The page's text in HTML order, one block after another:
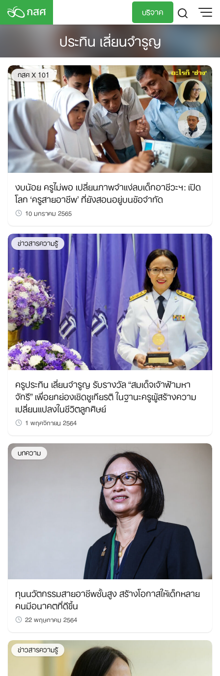
Skip
บริจาค
ประทิน เลี่ยนจำรูญ
กสศ X 101
งบน้อย ครูไม่พอ เปลี่ยนภาพจำแง่ลบเด็กอาชีวะฯ: เปิด
โลก ‘ครูสายอาชีพ’ ที่ยังสอนอยู่บนข้อจำกัด
10 มกราคม 2565
ข่าวสารความรู้
ครูประทิน เลี่ยนจำรูญ รับรางวัล “สมเด็จเจ้าฟ้ามหา
จักรี” เพื่อยกย่องเชิดชูเกียรติ ในฐานะครูผู้สร้างความ
เปลี่ยนแปลงในชีวิตลูกศิษย์
1 พฤศจิกายน 2564
บทความ
ทุนนวัตกรรมสายอาชีพชั้นสูง สร้างโอกาสให้เด็กหลาย
คนมีอนาคตที่ดีขึ้น
22 พฤษภาคม 2564
ข่าวสารความรู้